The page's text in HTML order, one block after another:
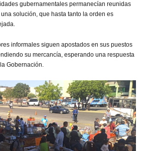
gubernamentales permanecían reunidas
solución, que hasta tanto la orden es
informales siguen apostados en sus puestos
su mercancía, esperando una respuesta
Gobernación.